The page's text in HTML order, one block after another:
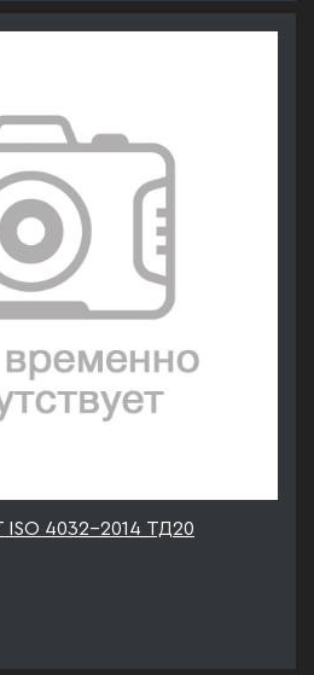
ISO 4032-2014 ТД20